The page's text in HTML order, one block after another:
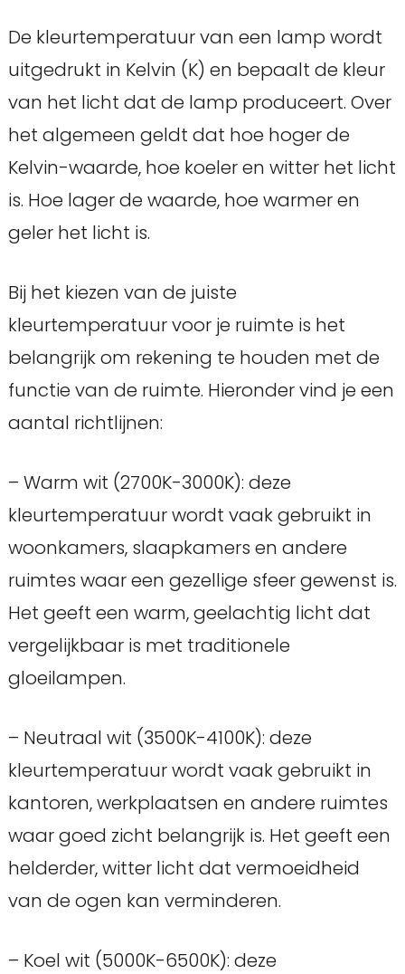
De kleurtemperatuur van een lamp wordt
uitgedrukt in Kelvin (K) en bepaalt de kleur
van het licht dat de lamp produceert. Over
het algemeen geldt dat hoe hoger de
Kelvin-waarde, hoe koeler en witter het licht
is. Hoe lager de waarde, hoe warmer en
geler het licht is.
Bij het kiezen van de juiste
kleurtemperatuur voor je ruimte is het
belangrijk om rekening te houden met de
functie van de ruimte. Hieronder vind je een
aantal richtlijnen:
– Warm wit (2700K-3000K): deze
kleurtemperatuur wordt vaak gebruikt in
woonkamers, slaapkamers en andere
ruimtes waar een gezellige sfeer gewenst is.
Het geeft een warm, geelachtig licht dat
vergelijkbaar is met traditionele
gloeilampen.
– Neutraal wit (3500K-4100K): deze
kleurtemperatuur wordt vaak gebruikt in
kantoren, werkplaatsen en andere ruimtes
waar goed zicht belangrijk is. Het geeft een
helderder, witter licht dat vermoeidheid
van de ogen kan verminderen.
– Koel wit (5000K-6500K): deze